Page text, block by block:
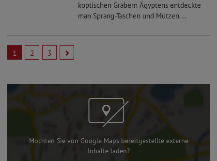
koptischen Gräbern Ägyptens entdeckte
man Sprang-Taschen und Mützen ...
1 2 3
Möchten Sie von Google Maps bereitgestellte externe
Inhalte laden?